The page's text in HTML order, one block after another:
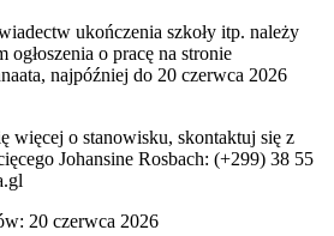
ukończenia szkoły itp. należy
ogłoszenia o pracę na stronie
najpóźniej do 20 czerwca 2026
więcej o stanowisku, skontaktuj się z
Johansine Rosbach: (+299) 38 55
20 czerwca 2026